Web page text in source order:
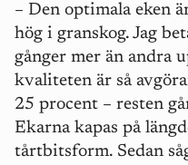
– Den optimala eken
hög i granskog. Jag
gånger mer än andra
kvaliteten är så
25 procent – resten
Ekarna kapas på
tårtbitsform. Sedan